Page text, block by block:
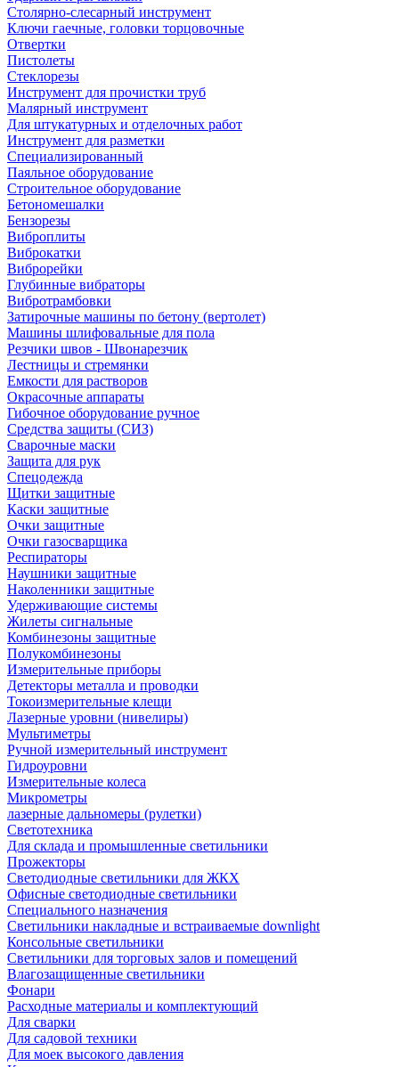
Столярно-слесарный инструмент
Ключи гаечные, головки торцовочные
Отвертки
Пистолеты
Стеклорезы
Инструмент для прочистки труб
Малярный инструмент
Для штукатурных и отделочных работ
Инструмент для разметки
Специализированный
Паяльное оборудование
Строительное оборудование
Бетономешалки
Бензорезы
Виброплиты
Виброкатки
Виброрейки
Глубинные вибраторы
Вибротрамбовки
Затирочные машины по бетону (вертолет)
Машины шлифовальные для пола
Резчики швов - Швонарезчик
Лестницы и стремянки
Емкости для растворов
Окрасочные аппараты
Гибочное оборудование ручное
Средства защиты (СИЗ)
Сварочные маски
Защита для рук
Спецодежда
Щитки защитные
Каски защитные
Очки защитные
Очки газосварщика
Респираторы
Наушники защитные
Наколенники защитные
Удерживающие системы
Жилеты сигнальные
Комбинезоны защитные
Полукомбинезоны
Измерительные приборы
Детекторы металла и проводки
Токоизмерительные клещи
Лазерные уровни (нивелиры)
Мультиметры
Ручной измерительный инструмент
Гидроуровни
Измерительные колеса
Микрометры
лазерные дальномеры (рулетки)
Светотехника
Для склада и промышленные светильники
Прожекторы
Светодиодные светильники для ЖКХ
Офисные светодиодные светильники
Специального назначения
Светильники накладные и встраиваемые downlight
Консольные светильники
Светильники для торговых залов и помещений
Влагозащищенные светильники
Фонари
Расходные материалы и комплектующий
Для сварки
Для садовой техники
Для моек высокого давления